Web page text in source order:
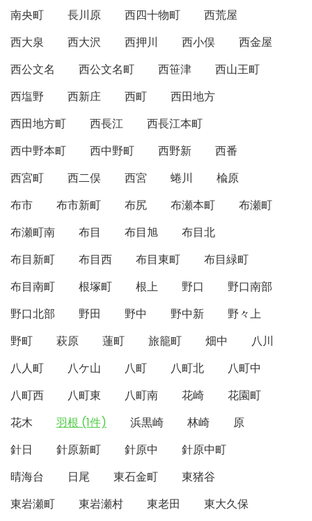
南央町
長川原 西四十物町
西荒屋
西大泉
西大沢 西押川 西小俣
西金屋
西公文名
西公文名町 西笹津
西山王町
西塩野
西新庄 西町
西田地方
西田地方町
西長江
西長江本町
西中野本町
西中野町 西野新
西番
西宮町
西二俣 西宮 蜷川
楡原
布市
布市新町 布尻 布瀬本町
布瀬町
布瀬町南
布目 布目旭
布目北
布目新町
布目西 布目東町
布目緑町
布目南町
根塚町 根上 野口
野口南部
野口北部
野田 野中 野中新
野々上
野町
萩原 蓮町 旅籠町 畑中
八川
八人町
八ケ山 八町 八町北
八町中
八町西
八町東 八町南 花崎
花園町
花木
羽根 (1件) 浜黒崎 林崎
原
針日
針原新町 針原中
針原中町
晴海台
日尾 東石金町
東猪谷
東岩瀬町
東岩瀬村 東老田 東大久保